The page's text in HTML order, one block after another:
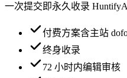
一次提交即永久收录
付费方案含主站
终身收录
72 小时内编辑审核